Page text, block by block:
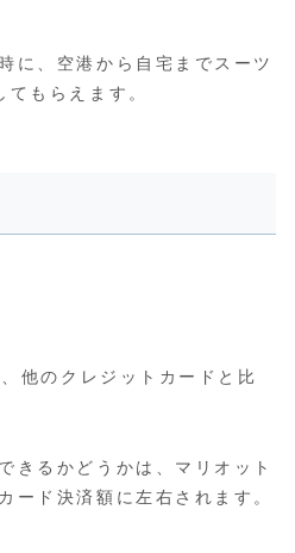
に、空港から自宅までスーツ
てもらえます。
他のクレジットカードと比
きるかどうかは、マリオット
ード決済額に左右されます。